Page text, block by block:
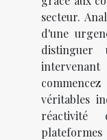
secteur.
d'une
distinguer
véritables
réactivité